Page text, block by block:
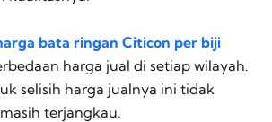
bata ringan Citicon per biji
harga jual di setiap wilayah.
selisih harga jualnya ini tidak
terjangkau.